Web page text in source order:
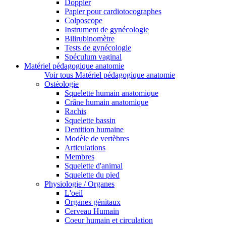
Doppler
Papier pour cardiotocographes
Colposcope
Instrument de gynécologie
Bilirubinomètre
Tests de gynécologie
Spéculum vaginal
Matériel pédagogique anatomie
Voir tous Matériel pédagogique anatomie
Ostéologie
Squelette humain anatomique
Crâne humain anatomique
Rachis
Squelette bassin
Dentition humaine
Modèle de vertèbres
Articulations
Membres
Squelette d'animal
Squelette du pied
Physiologie / Organes
L'oeil
Organes génitaux
Cerveau Humain
Coeur humain et circulation